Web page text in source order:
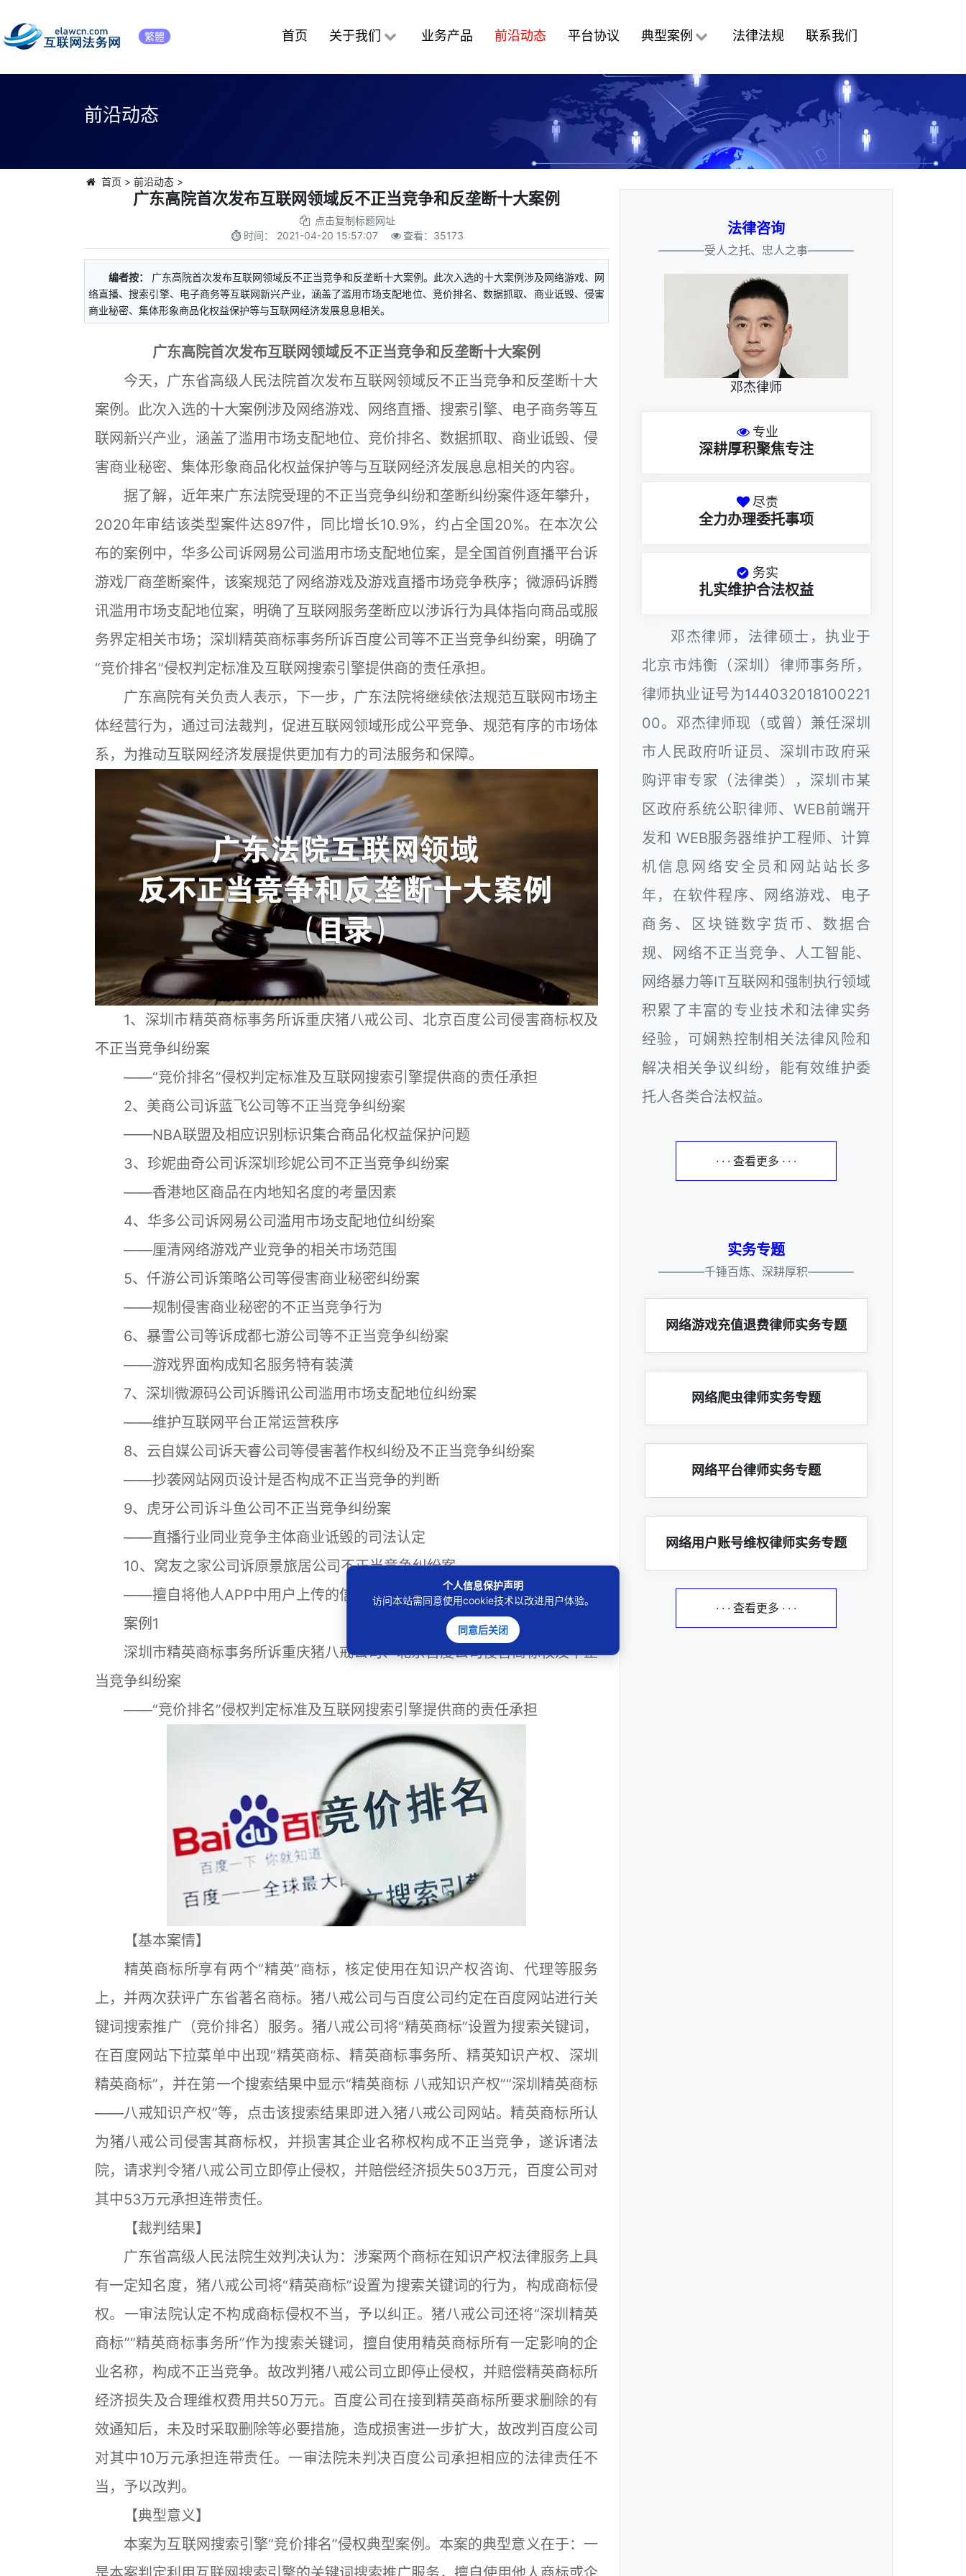
繁體 首页 关于我们 业务产品 前沿动态 平台协议 典型案例 法律法规 联系我们
前沿动态
首页 > 前沿动态>
广东高院首次发布互联网领域反不正当竞争和反垄断十大案例
点击复制标题网址
时间： 2021-04-20 15:57:07 查看： 35173
编者按：
广东高院首次发布互联网领域反不正当竞争和反垄断十大案例。此次入选的十大案例涉及网络游戏、网
络直播、搜索引擎、电子商务等互联网新兴产业，涵盖了滥用市场支配地位、竞价排名、数据抓取、商业诋毁、侵害
商业秘密、集体形象商品化权益保护等与互联网经济发展息息相关。
广东高院首次发布互联网领域反不正当竞争和反垄断十大案例
今天，广东省高级人民法院首次发布互联网领域反不正当竞争和反垄断十大
案例。此次入选的十大案例涉及网络游戏、网络直播、搜索引擎、电子商务等互
联网新兴产业，涵盖了滥用市场支配地位、竞价排名、数据抓取、商业诋毁、侵
害商业秘密、集体形象商品化权益保护等与互联网经济发展息息相关的内容。
据了解，近年来广东法院受理的不正当竞争纠纷和垄断纠纷案件逐年攀升，
2020年审结该类型案件达897件，同比增长10.9%，约占全国20%。在本次公
布的案例中，华多公司诉网易公司滥用市场支配地位案，是全国首例直播平台诉
游戏厂商垄断案件，该案规范了网络游戏及游戏直播市场竞争秩序；微源码诉腾
讯滥用市场支配地位案，明确了互联网服务垄断应以涉诉行为具体指向商品或服
务界定相关市场；深圳精英商标事务所诉百度公司等不正当竞争纠纷案，明确了
“竞价排名”侵权判定标准及互联网搜索引擎提供商的责任承担。
广东高院有关负责人表示，下一步，广东法院将继续依法规范互联网市场主
体经营行为，通过司法裁判，促进互联网领域形成公平竞争、规范有序的市场体
系，为推动互联网经济发展提供更加有力的司法服务和保障。
1、深圳市精英商标事务所诉重庆猪八戒公司、北京百度公司侵害商标权及
不正当竞争纠纷案
——“竞价排名”侵权判定标准及互联网搜索引擎提供商的责任承担
2、美商公司诉蓝飞公司等不正当竞争纠纷案
——NBA联盟及相应识别标识集合商品化权益保护问题
3、珍妮曲奇公司诉深圳珍妮公司不正当竞争纠纷案
——香港地区商品在内地知名度的考量因素
4、华多公司诉网易公司滥用市场支配地位纠纷案
——厘清网络游戏产业竞争的相关市场范围
5、仟游公司诉策略公司等侵害商业秘密纠纷案
——规制侵害商业秘密的不正当竞争行为
6、暴雪公司等诉成都七游公司等不正当竞争纠纷案
——游戏界面构成知名服务特有装潢
7、深圳微源码公司诉腾讯公司滥用市场支配地位纠纷案
——维护互联网平台正常运营秩序
8、云自媒公司诉天睿公司等侵害著作权纠纷及不正当竞争纠纷案
——抄袭网站网页设计是否构成不正当竞争的判断
9、虎牙公司诉斗鱼公司不正当竞争纠纷案
——直播行业同业竞争主体商业诋毁的司法认定
10、窝友之家公司诉原景旅居公司不正当竞争纠纷案
——擅自将他人APP中用户上传的信息数据挪为己用构成不正当竞争
案例1
深圳市精英商标事务所诉重庆猪八戒公司、北京百度公司侵害商标权及不正
当竞争纠纷案
——“竞价排名”侵权判定标准及互联网搜索引擎提供商的责任承担
【基本案情】
精英商标所享有两个“精英”商标，核定使用在知识产权咨询、代理等服务
上，并两次获评广东省著名商标。猪八戒公司与百度公司约定在百度网站进行关
键词搜索推广（竞价排名）服务。猪八戒公司将“精英商标”设置为搜索关键词，
在百度网站下拉菜单中出现“精英商标、精英商标事务所、精英知识产权、深圳
精英商标”，并在第一个搜索结果中显示“精英商标 八戒知识产权”“深圳精英商标
——八戒知识产权”等，点击该搜索结果即进入猪八戒公司网站。精英商标所认
为猪八戒公司侵害其商标权，并损害其企业名称权构成不正当竞争，遂诉诸法
院，请求判令猪八戒公司立即停止侵权，并赔偿经济损失503万元，百度公司对
其中53万元承担连带责任。
【裁判结果】
广东省高级人民法院生效判决认为：涉案两个商标在知识产权法律服务上具
有一定知名度，猪八戒公司将“精英商标”设置为搜索关键词的行为，构成商标侵
权。一审法院认定不构成商标侵权不当，予以纠正。猪八戒公司还将“深圳精英
商标”“精英商标事务所”作为搜索关键词，擅自使用精英商标所有一定影响的企
业名称，构成不正当竞争。故改判猪八戒公司立即停止侵权，并赔偿精英商标所
经济损失及合理维权费用共50万元。百度公司在接到精英商标所要求删除的有
效通知后，未及时采取删除等必要措施，造成损害进一步扩大，故改判百度公司
对其中10万元承担连带责任。一审法院未判决百度公司承担相应的法律责任不
当，予以改判。
【典型意义】
本案为互联网搜索引擎“竞价排名”侵权典型案例。本案的典型意义在于：一
法律咨询
————受人之托、忠人之事————
邓杰律师
专业
深耕厚积聚焦专注
尽责
全力办理委托事项
务实
扎实维护合法权益
邓杰律师，法律硕士，执业于
北京市炜衡（深圳）律师事务所，
律师执业证号为144032018100221
00。邓杰律师现（或曾）兼任深圳
市人民政府听证员、深圳市政府采
购评审专家（法律类），深圳市某
区政府系统公职律师、WEB前端开
发和 WEB服务器维护工程师、计算
机信息网络安全员和网站站长多
年，在软件程序、网络游戏、电子
商务、区块链数字货币、数据合
规、网络不正当竞争、人工智能、
网络暴力等IT互联网和强制执行领域
积累了丰富的专业技术和法律实务
经验，可娴熟控制相关法律风险和
解决相关争议纠纷，能有效维护委
托人各类合法权益。
· · · 查看更多 · · ·
实务专题
————千锤百炼、深耕厚积————
网络游戏充值退费律师实务专题
网络爬虫律师实务专题
网络平台律师实务专题
网络用户账号维权律师实务专题
· · · 查看更多 · · ·
个人信息保护声明
访问本站需同意使用cookie技术以改进用户体验。
同意后关闭